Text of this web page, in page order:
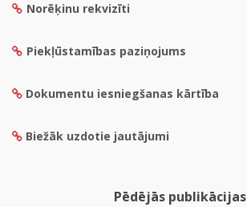
Norēķinu rekvizīti
Piekļūstamības paziņojums
Dokumentu iesniegšanas kārtība
Biežāk uzdotie jautājumi
Pēdējās publikācijas